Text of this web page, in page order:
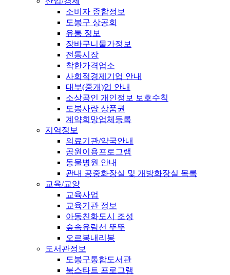
소비자 종합정보
도봉구 상공회
유통 정보
장바구니물가정보
전통시장
착한가격업소
사회적경제기업 안내
대부(중개)업 안내
소상공인 개인정보 보호수칙
도봉사랑 상품권
계약희망업체등록
지역정보
의료기관/약국안내
공원이용프로그램
동물병원 안내
관내 공중화장실 및 개방화장실 목록
교육/교양
교육사업
교육기관 정보
아동친화도시 조성
숲속유람선 뚜뚜
오르봉내리봉
도서관정보
도봉구통합도서관
북스타트 프로그램